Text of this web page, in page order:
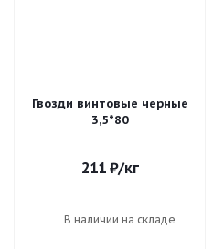
Гвозди винтовые черные
3,5*80
211 ₽/кг
В наличии на складе